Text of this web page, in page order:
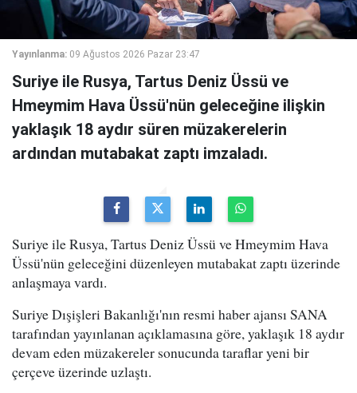
Yayınlanma: 09 Ağustos 2026 Pazar 23:47
Suriye ile Rusya, Tartus Deniz Üssü ve
Hmeymim Hava Üssü'nün geleceğine ilişkin
yaklaşık 18 aydır süren müzakerelerin
ardından mutabakat zaptı imzaladı.
Suriye ile Rusya, Tartus Deniz Üssü ve Hmeymim Hava
Üssü'nün geleceğini düzenleyen mutabakat zaptı üzerinde
anlaşmaya vardı.
Suriye Dışişleri Bakanlığı'nın resmi haber ajansı SANA
tarafından yayınlanan açıklamasına göre, yaklaşık 18 aydır
devam eden müzakereler sonucunda taraflar yeni bir
çerçeve üzerinde uzlaştı.